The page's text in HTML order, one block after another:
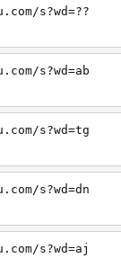
s?wd=??
s?wd=ab
s?wd=tg
s?wd=dn
s?wd=aj